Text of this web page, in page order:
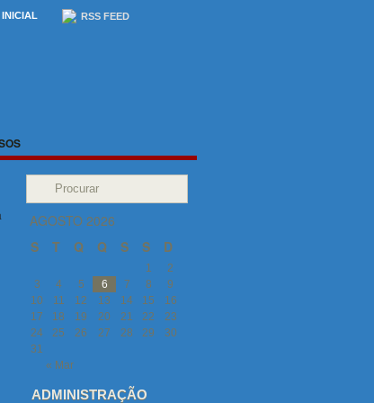
RSS FEED
AGOSTO 2026
S
T Q Q S S D
« Mar
1
2
3
4 5 6 7 8
9
10
11 12 13 14 15
16
17
18 19 20 21 22
23
24
25 26 27 28 29
30
31
ADMINISTRAÇÃO